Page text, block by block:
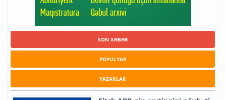
SON XƏBƏR
POPULYAR
YAZARLAR